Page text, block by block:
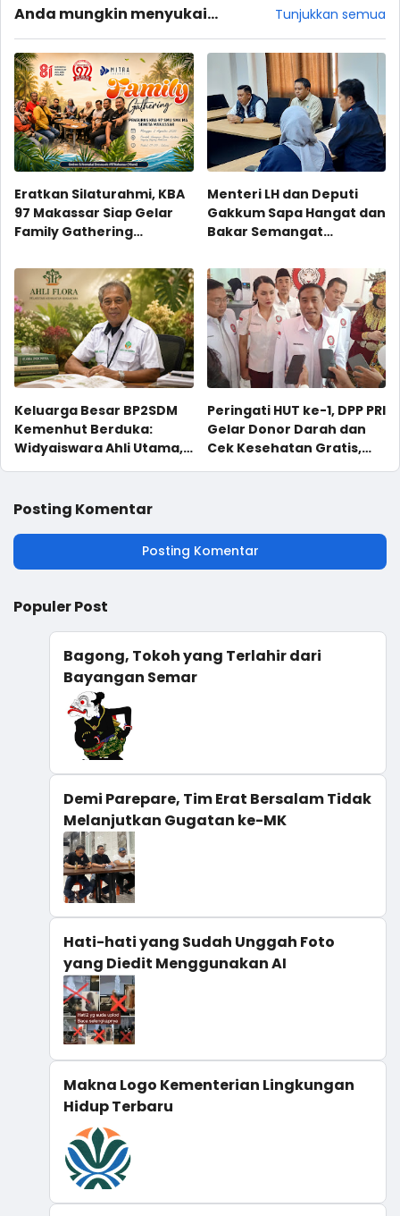
Anda mungkin menyukai
postingan ini
Tunjukkan semua
Eratkan Silaturahmi, KBA
97 Makassar Siap Gelar
Family Gathering
Menteri LH dan Deputi
Gakkum Sapa Hangat dan
Bakar Semangat
Wilayah Sulawesi
Keluarga Besar BP2SDM
Kemenhut Berduka:
Widyaiswara Ahli Utama,
Peringati HUT ke-1, DPP PRI
Gelar Donor Darah dan
Cek Kesehatan Gratis,
Posting Komentar
Posting Komentar
Populer Post
Bagong, Tokoh yang Terlahir dari
Bayangan Semar
Demi Parepare, Tim Erat Bersalam Tidak
Melanjutkan Gugatan ke-MK
Hati-hati yang Sudah Unggah Foto
yang Diedit Menggunakan AI
Makna Logo Kementerian Lingkungan
Hidup Terbaru